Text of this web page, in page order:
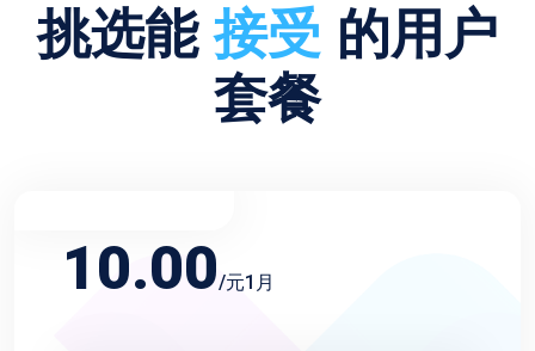
挑选能接受 的用户
套餐
10.00/元1月